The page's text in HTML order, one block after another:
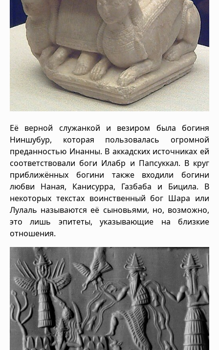
Её верной служанкой и везиром была богиня
Ниншубур, которая пользовалась огромной
преданностью Инанны. В аккадских источниках ей
соответствовали боги Илабр и Папсуккал. В круг
приближённых богини также входили богини
любви Наная, Канисурра, Газбаба и Бицила. В
некоторых текстах воинственный бог Шара или
Лулаль называются её сыновьями, но, возможно,
это лишь эпитеты, указывающие на близкие
отношения.